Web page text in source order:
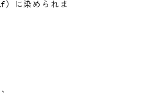
に染められま